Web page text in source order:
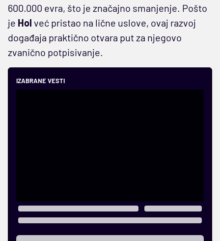
600.000 evra, što je značajno smanjenje. Pošto
je Hol već pristao na lične uslove, ovaj razvoj
događaja praktično otvara put za njegovo
zvanično potpisivanje.
IZABRANE VESTI